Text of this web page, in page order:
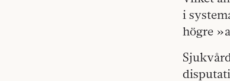
i
högre